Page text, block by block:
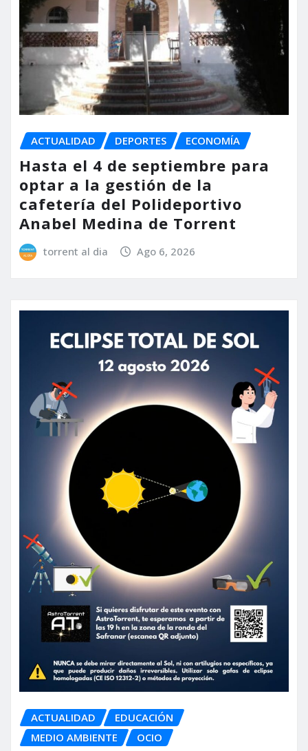
ACTUALIDAD DEPORTES ECONOMÍA
Hasta el 4 de septiembre para
optar a la gestión de la
cafetería del Polideportivo
Anabel Medina de Torrent
torrent al dia Ago 6, 2026
ACTUALIDAD
EDUCACIÓN
MEDIO AMBIENTE
OCIO